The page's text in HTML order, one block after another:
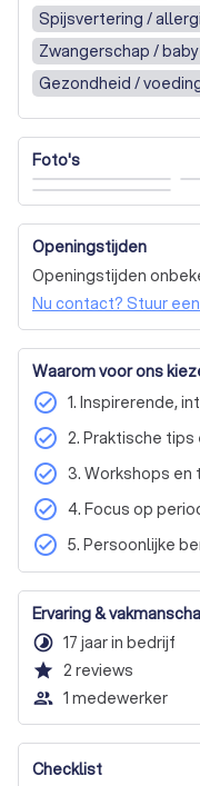
Onze aanpak is uniek
wat je eet, maar ook
online trainingen en
voedingsfocus
'Vast Wel!', waarin je
voeding en beweging
workshops en
interactief, ontworpen
vaardigheden te
dagelijks leven.
We zijn trots op de
opgebouwd; een
collega’s en vrienden
nastreven: een
weten over hoe wij je
transformeren?
ontdek wat de
betekenen.
Spijsvertering /
Zwangerschap /
Gezondheid /
Foto's
Openingstijden
Openingstijden
Nu contact? Stuur
Waarom voor ons
check_circle 1. Inspirerende,
check_circle 2. Praktische
check_circle 3. Workshops en
check_circle 4. Focus op
check_circle 5. Persoonlijke
Ervaring &
timelapse 17 jaar in bedrijf
star 2 reviews
people_outline 1 medewerker
Checklist